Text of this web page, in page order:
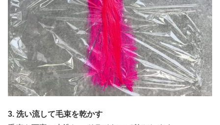
3. 洗い流して毛束を乾かす